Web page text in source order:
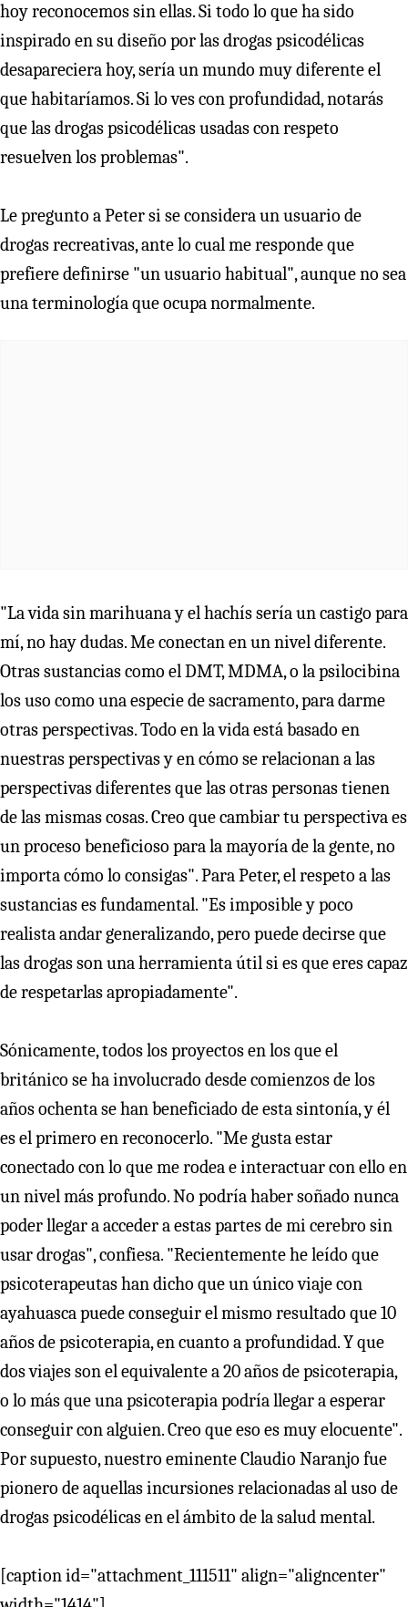
hoy reconocemos sin ellas. Si todo lo que ha sido
inspirado en su diseño por las drogas psicodélicas
desapareciera hoy, sería un mundo muy diferente el
que habitaríamos. Si lo ves con profundidad, notarás
que las drogas psicodélicas usadas con respeto
resuelven los problemas".
Le pregunto a Peter si se considera un usuario de
drogas recreativas, ante lo cual me responde que
prefiere definirse "un usuario habitual", aunque no sea
una terminología que ocupa normalmente.
"La vida sin marihuana y el hachís sería un castigo para
mí, no hay dudas. Me conectan en un nivel diferente.
Otras sustancias como el DMT, MDMA, o la psilocibina
los uso como una especie de sacramento, para darme
otras perspectivas. Todo en la vida está basado en
nuestras perspectivas y en cómo se relacionan a las
perspectivas diferentes que las otras personas tienen
de las mismas cosas. Creo que cambiar tu perspectiva es
un proceso beneficioso para la mayoría de la gente, no
importa cómo lo consigas". Para Peter, el respeto a las
sustancias es fundamental. "Es imposible y poco
realista andar generalizando, pero puede decirse que
las drogas son una herramienta útil si es que eres capaz
de respetarlas apropiadamente".
Sónicamente, todos los proyectos en los que el
británico se ha involucrado desde comienzos de los
años ochenta se han beneficiado de esta sintonía, y él
es el primero en reconocerlo. "Me gusta estar
conectado con lo que me rodea e interactuar con ello en
un nivel más profundo. No podría haber soñado nunca
poder llegar a acceder a estas partes de mi cerebro sin
usar drogas", confiesa. "Recientemente he leído que
psicoterapeutas han dicho que un único viaje con
ayahuasca puede conseguir el mismo resultado que 10
años de psicoterapia, en cuanto a profundidad. Y que
dos viajes son el equivalente a 20 años de psicoterapia,
o lo más que una psicoterapia podría llegar a esperar
conseguir con alguien. Creo que eso es muy elocuente".
Por supuesto, nuestro eminente Claudio Naranjo fue
pionero de aquellas incursiones relacionadas al uso de
drogas psicodélicas en el ámbito de la salud mental.
[caption id="attachment_111511" align="aligncenter"